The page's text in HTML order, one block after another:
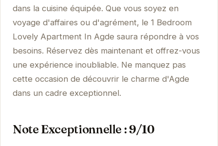
dans la cuisine équipée. Que vous soyez en
voyage d'affaires ou d'agrément, le 1 Bedroom
Lovely Apartment In Agde saura répondre à vos
besoins. Réservez dès maintenant et offrez-vous
une expérience inoubliable. Ne manquez pas
cette occasion de découvrir le charme d'Agde
dans un cadre exceptionnel.
Note Exceptionnelle : 9/10